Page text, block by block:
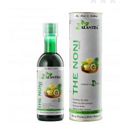
В корзину
В избранное В наличии
Элемент каталога:
Сок аюрведический
&quot;Куркума&quot; 1 л,